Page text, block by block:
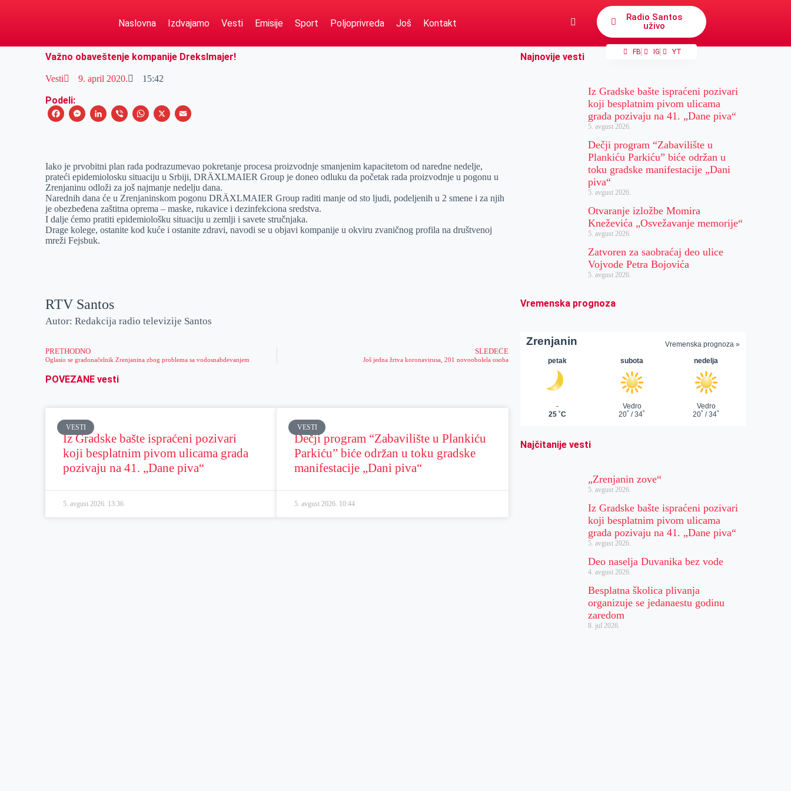
Naslovna Izdvajamo Vesti Emisije Sport Poljoprivreda Još Kontakt
Radio Santos
uživo
FB IG YT
Važno obaveštenje kompanije Drekslmajer!
Vesti 9. april 2020. 15:42
Podeli:
F
e
b
o
o
k
M
s
e
n
g
e
r
L
k
e
d
I
n
V
e
r
W
t
s
A
p
p
X
i
l
Iako je prvobitni plan rada podrazumevao pokretanje procesa proizvodnje smanjenim kapacitetom od naredne nedelje,
prateći epidemiolosku situaciju u Srbiji, DRÄXLMAIER Group je doneo odluku da početak rada proizvodnje u pogonu u
Zrenjaninu odloži za još najmanje nedelju dana.
Narednih dana će u Zrenjaninskom pogonu DRÄXLMAIER Group raditi manje od sto ljudi, podeljenih u 2 smene i za njih
je obezbeđena zaštitna oprema – maske, rukavice i dezinfekciona sredstva.
I dalje ćemo pratiti epidemiološku situaciju u zemlji i savete stručnjaka.
Drage kolege, ostanite kod kuće i ostanite zdravi, navodi se u objavi kompanije u okviru zvaničnog profila na društvenoj
mreži Fejsbuk.
RTV Santos
Autor: Redakcija radio televizije Santos
PRETHODNO
Oglasio se gradonačelnik Zrenjanina zbog problema sa vodosnabdevanjem
SLEDEĆE
Još jedna žrtva koronavirusa, 201 novoobolela osoba
POVEZANE vesti
VESTI
Iz Gradske bašte ispraćeni pozivari
koji besplatnim pivom ulicama grada
pozivaju na 41. „Dane piva“
5. avgust 2026. 13:36
VESTI
Dečji program “Zabavilište u Plankiću
Parkiću” biće održan u toku gradske
manifestacije „Dani piva“
5. avgust 2026. 10:44
Najnovije vesti
Iz Gradske bašte ispraćeni pozivari
koji besplatnim pivom ulicama
grada pozivaju na 41. „Dane piva“
5. avgust 2026.
Dečji program “Zabavilište u
Plankiću Parkiću” biće održan u
toku gradske manifestacije „Dani
piva“
5. avgust 2026.
Otvaranje izložbe Momira
Kneževića „Osvežavanje memorije“
5. avgust 2026.
Zatvoren za saobraćaj deo ulice
Vojvode Petra Bojovića
5. avgust 2026.
Vremenska prognoza
Najčitanije vesti
„Zrenjanin zove“
5. avgust 2026.
Iz Gradske bašte ispraćeni pozivari
koji besplatnim pivom ulicama
grada pozivaju na 41. „Dane piva“
5. avgust 2026.
Deo naselja Duvanika bez vode
4. avgust 2026.
Besplatna školica plivanja
organizuje se jedanaestu godinu
zaredom
8. jul 2026.